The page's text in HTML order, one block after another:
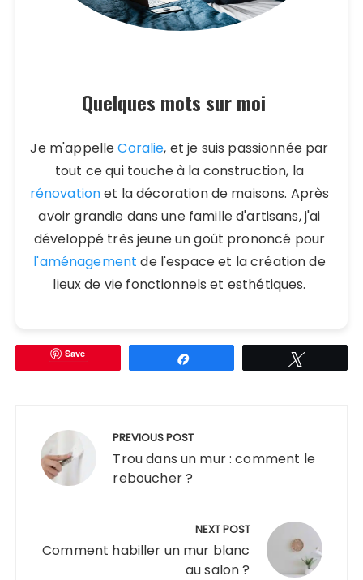
Quelques mots sur moi
Je m'appelleCoralie, et je suis passionnée par
tout ce qui touche à la construction, la
rénovationet la décoration de maisons. Après
avoir grandie dans une famille d'artisans, j'ai
développé très jeune un goût prononcé pour
l'aménagement de l'espace et la création de
lieux de vie fonctionnels et esthétiques.
Save
l’article
PREVIOUS POST
Trou dans un mur : comment le
reboucher ?
NEXT POST
Comment habiller un mur blanc
au salon ?